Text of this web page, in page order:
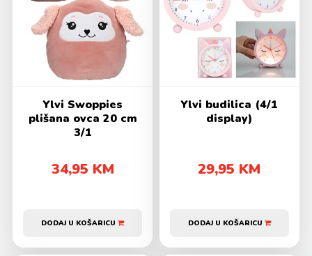
Ylvi Swoppies
plišana ovca 20 cm
3/1
34,95 KM
DODAJ U KOŠARICU
Ylvi budilica (4/1
display)
29,95 KM
DODAJ U KOŠARICU